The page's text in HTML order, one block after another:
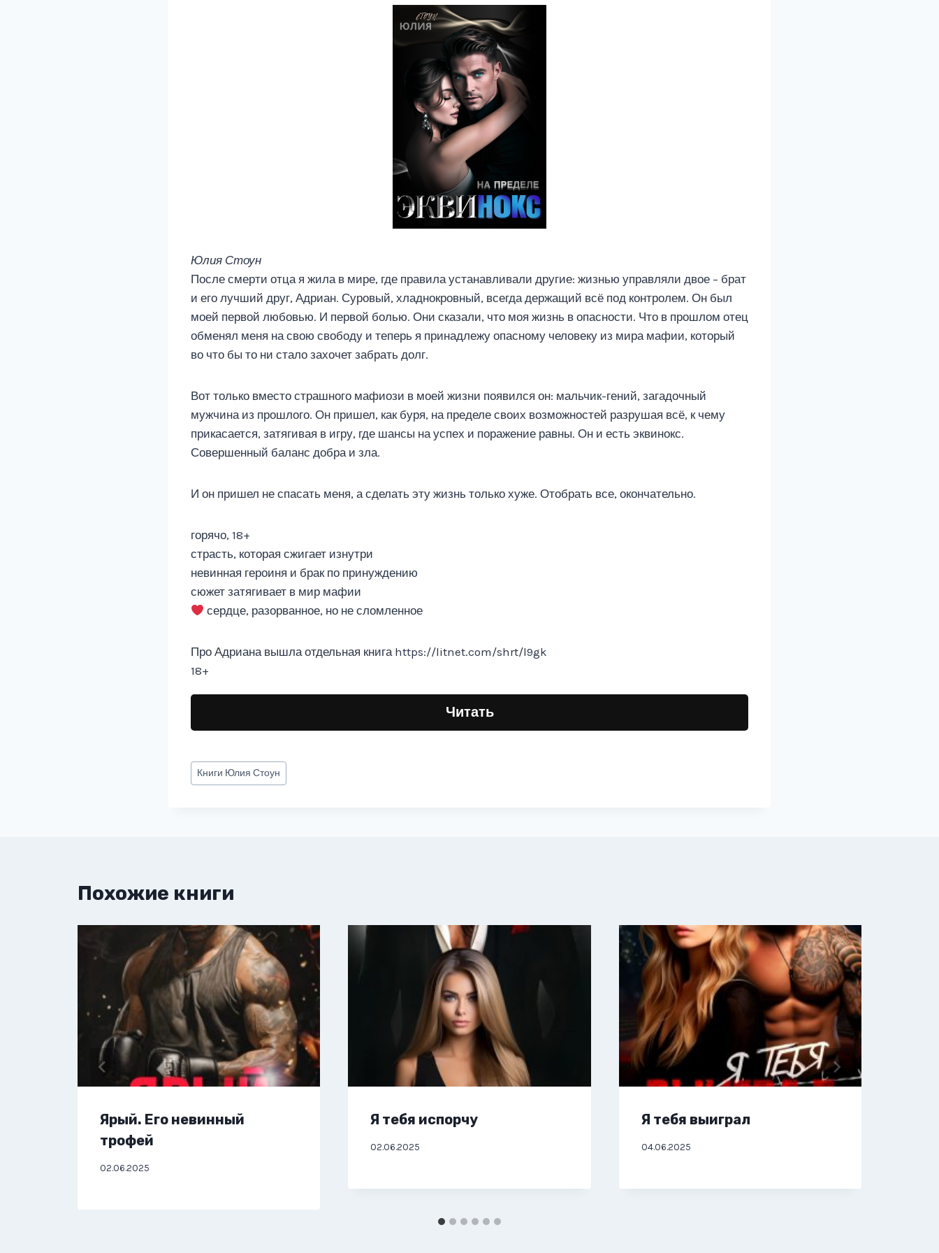
Юлия Стоун
После смерти отца я жила в мире, где правила устанавливали другие: жизнью управляли двое – брат
и его лучший друг, Адриан. Суровый, хладнокровный, всегда держащий всё под контролем. Он был
моей первой любовью. И первой болью. Они сказали, что моя жизнь в опасности. Что в прошлом отец
обменял меня на свою свободу и теперь я принадлежу опасному человеку из мира мафии, который
во что бы то ни стало захочет забрать долг.
Вот только вместо страшного мафиози в моей жизни появился он: мальчик-гений, загадочный
мужчина из прошлого. Он пришел, как буря, на пределе своих возможностей разрушая всё, к чему
прикасается, затягивая в игру, где шансы на успех и поражение равны. Он и есть эквинокс.
Совершенный баланс добра и зла.
И он пришел не спасать меня, а сделать эту жизнь только хуже. Отобрать все, окончательно.
горячо, 18+
страсть, которая сжигает изнутри
невинная героиня и брак по принуждению
сюжет затягивает в мир мафии
сердце, разорванное, но не сломленное
Про Адриана вышла отдельная книга https://litnet.com/shrt/l9gk
18+
Читать
Метки
записи:
Книги Юлия Стоун
Похожие книги
Ярый. Его невинный
трофей
02.06.2025
Я тебя испорчу
02.06.2025
Я тебя выиграл
04.06.2025